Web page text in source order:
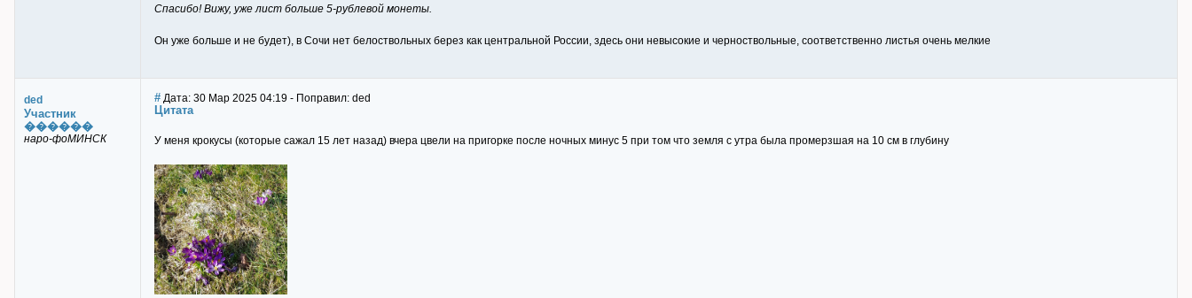
Спасибо! Вижу, уже лист больше 5-рублевой монеты.
Он уже больше и не будет), в Сочи нет белоствольных берез как центральной России, здесь они невысокие и черноствольные, соответственно листья очень мелкие
ded
Участник
������
наро-фоМИНСК
# Дата: 30 Мар 2025 04:19 - Поправил: ded
Цитата
У меня крокусы (которые сажал 15 лет назад) вчера цвели на пригорке после ночных минус 5 при том что земля с утра была промерзшая на 10 см в глубину